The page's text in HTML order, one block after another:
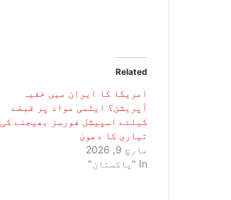
Related
امریکا کا ایران میں خفیہ
آپریشن؟ ایٹمی مواد پر قبضے
کیلئے اسپیشل فورسز بھیجنے کی
تیاری کا دعویٰ
مارچ 9, 2026
In "پاکستان"